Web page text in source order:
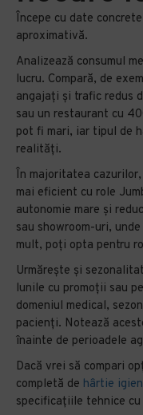
Începe cu date
aproximativă.
Analizează consumul
lucru. Compară, de
angajați și trafic redus
sau un restaurant cu
pot fi mari, iar tipul de
realități.
În majoritatea
mai eficient cu role
autonomie mare și
sau showroom-uri,
mult, poți opta pentru
Urmărește și
lunile cu promoții sau
domeniul medical,
pacienți. Notează
înainte de perioadele
Dacă vrei să compari
completă de hârtie
specificațiile tehnice